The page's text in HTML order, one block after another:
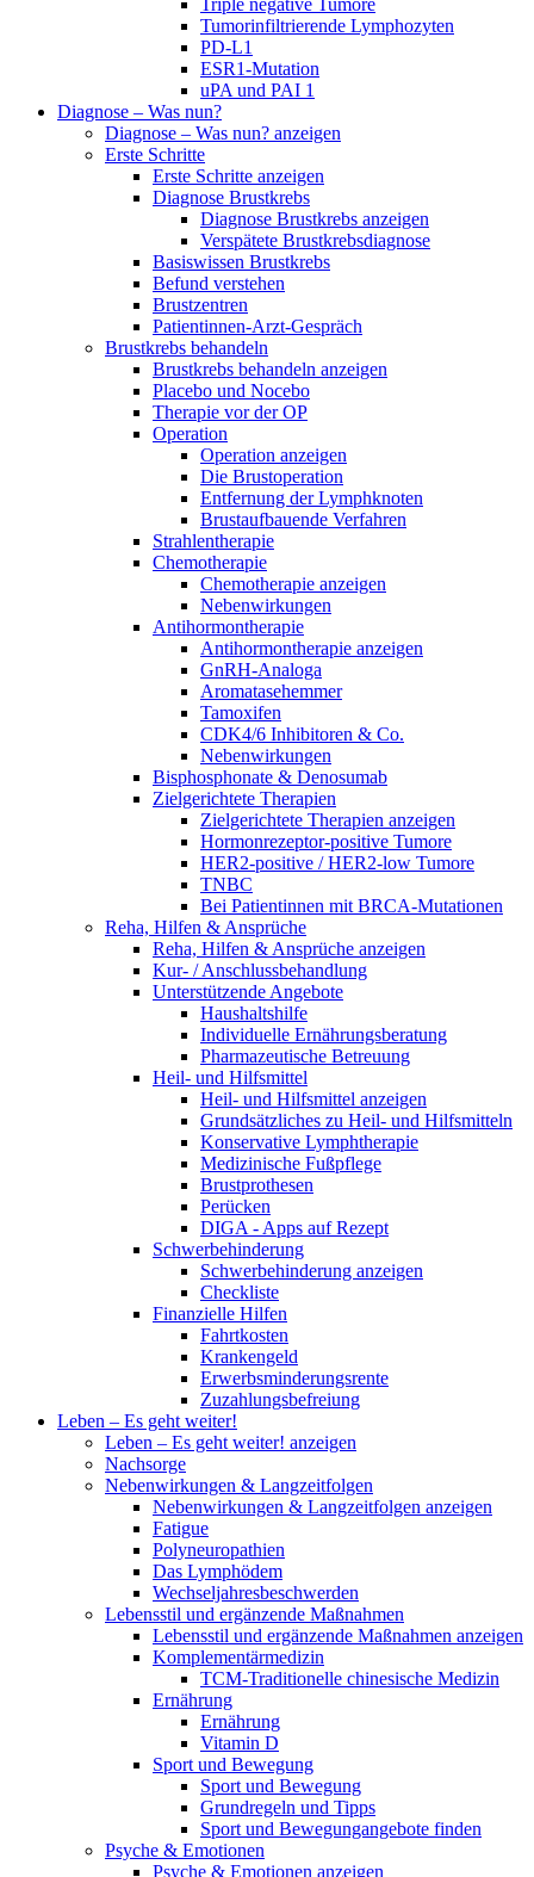
Tumorinfiltrierende Lymphozyten
PD-L1
ESR1-Mutation
uPA und PAI 1
Diagnose – Was nun?
Diagnose – Was nun? anzeigen
Erste Schritte
Erste Schritte anzeigen
Diagnose Brustkrebs
Diagnose Brustkrebs anzeigen
Verspätete Brustkrebsdiagnose
Basiswissen Brustkrebs
Befund verstehen
Brustzentren
Patientinnen-Arzt-Gespräch
Brustkrebs behandeln
Brustkrebs behandeln anzeigen
Placebo und Nocebo
Therapie vor der OP
Operation
Operation anzeigen
Die Brustoperation
Entfernung der Lymphknoten
Brustaufbauende Verfahren
Strahlentherapie
Chemotherapie
Chemotherapie anzeigen
Nebenwirkungen
Antihormontherapie
Antihormontherapie anzeigen
GnRH-Analoga
Aromatasehemmer
Tamoxifen
CDK4/6 Inhibitoren & Co.
Nebenwirkungen
Bisphosphonate & Denosumab
Zielgerichtete Therapien
Zielgerichtete Therapien anzeigen
Hormonrezeptor-positive Tumore
HER2-positive / HER2-low Tumore
TNBC
Bei Patientinnen mit BRCA-Mutationen
Reha, Hilfen & Ansprüche
Reha, Hilfen & Ansprüche anzeigen
Kur- / Anschlussbehandlung
Unterstützende Angebote
Haushaltshilfe
Individuelle Ernährungsberatung
Pharmazeutische Betreuung
Heil- und Hilfsmittel
Heil- und Hilfsmittel anzeigen
Grundsätzliches zu Heil- und Hilfsmitteln
Konservative Lymphtherapie
Medizinische Fußpflege
Brustprothesen
Perücken
DIGA - Apps auf Rezept
Schwerbehinderung
Schwerbehinderung anzeigen
Checkliste
Finanzielle Hilfen
Fahrtkosten
Krankengeld
Erwerbsminderungsrente
Zuzahlungsbefreiung
Leben – Es geht weiter!
Leben – Es geht weiter! anzeigen
Nachsorge
Nebenwirkungen & Langzeitfolgen
Nebenwirkungen & Langzeitfolgen anzeigen
Fatigue
Polyneuropathien
Das Lymphödem
Wechseljahresbeschwerden
Lebensstil und ergänzende Maßnahmen
Lebensstil und ergänzende Maßnahmen anzeigen
Komplementärmedizin
TCM-Traditionelle chinesische Medizin
Ernährung
Ernährung
Vitamin D
Sport und Bewegung
Sport und Bewegung
Grundregeln und Tipps
Sport und Bewegungangebote finden
Psyche & Emotionen
Psyche & Emotionen anzeigen